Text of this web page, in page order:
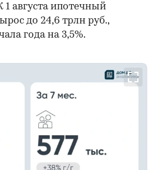
1 августа ипотечный
до 24,6 трлн руб.,
года на 3,5%.